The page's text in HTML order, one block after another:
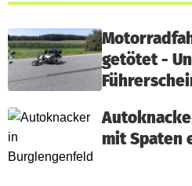
getötet -
mit Spaten